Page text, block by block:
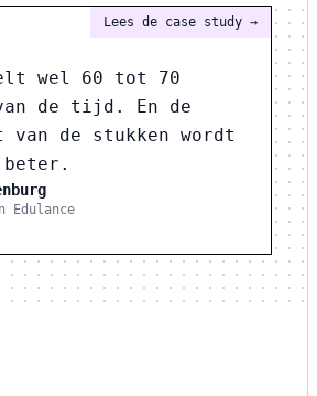
Lees de case study →
wel 60 tot 70
de tijd. En de
de stukken wordt
Edulance